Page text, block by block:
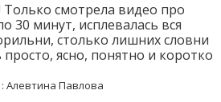
Только смотрела видео про
30 минут, исплевалась вся
столько лишних словни
просто, ясно, понятно и коротко
Алевтина Павлова